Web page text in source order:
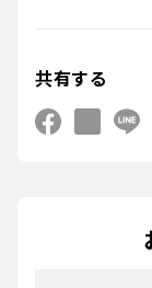
共有する